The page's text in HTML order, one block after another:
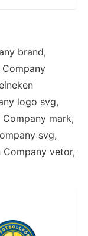
brand,
Company
logo svg,
mark,
svg,
Company vetor,